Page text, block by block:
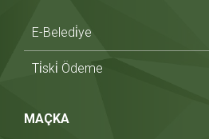
E-Beledi̇ye
Ti̇ski̇ Ödeme
MAÇKA